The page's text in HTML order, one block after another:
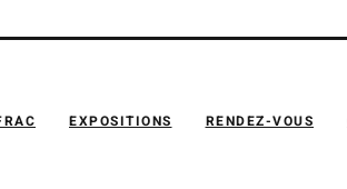
EXPOSITIONS RENDEZ-VOUS